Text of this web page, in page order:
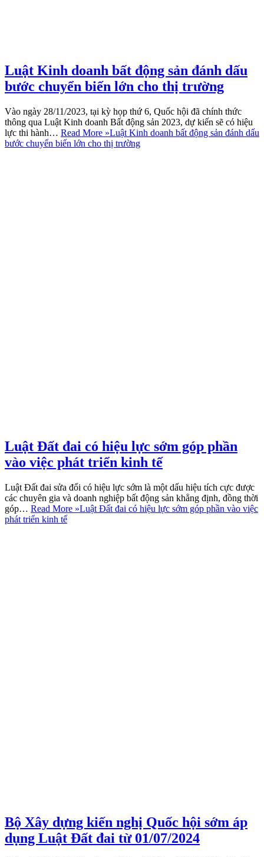
Luật Kinh doanh bất động sản đánh dấu
bước chuyển biến lớn cho thị trường
Vào ngày 28/11/2023, tại kỳ họp thứ 6, Quốc hội đã chính thức
thông qua Luật Kinh doanh Bất động sản 2023, dự kiến sẽ có hiệu
lực thi hành… Read More »Luật Kinh doanh bất động sản đánh dấu
bước chuyển biến lớn cho thị trường
Luật Đất đai có hiệu lực sớm góp phần
vào việc phát triển kinh tế
Luật Đất đai sửa đổi có hiệu lực sớm là một dấu hiệu tích cực được
các chuyên gia và doanh nghiệp bất động sản khẳng định, đồng thời
góp… Read More »Luật Đất đai có hiệu lực sớm góp phần vào việc
phát triển kinh tế
Bộ Xây dựng kiến nghị Quốc hội sớm áp
dụng Luật Đất đai từ 01/07/2024